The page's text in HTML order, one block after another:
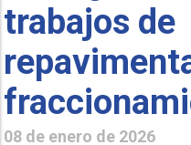
trabajos de
08 de enero de 2026